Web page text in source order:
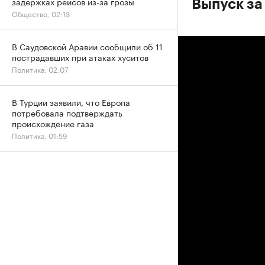
Выпуск
Общество, 02:13
В Саудовской Аравии сообщили об 11
пострадавших при атаках хуситов
Политика, 02:07
В Турции заявили, что Европа
потребовала подтверждать
происхождение газа
Политика, 01:59